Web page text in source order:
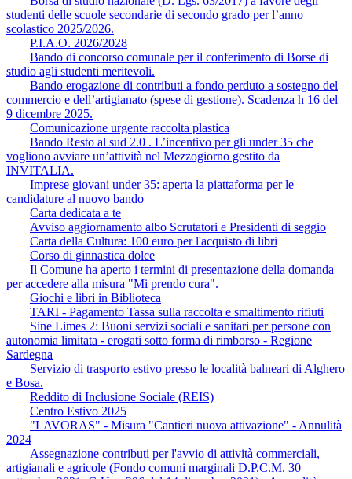
studenti delle scuole secondarie di secondo grado per l’anno
scolastico 2025/2026.
P.I.A.O. 2026/2028
Bando di concorso comunale per il conferimento di Borse di
studio agli studenti meritevoli.
Bando erogazione di contributi a fondo perduto a sostegno del
commercio e dell’artigianato (spese di gestione). Scadenza h 16 del
9 dicembre 2025.
Comunicazione urgente raccolta plastica
Bando Resto al sud 2.0 . L’incentivo per gli under 35 che
vogliono avviare un’attività nel Mezzogiorno gestito da
INVITALIA.
Imprese giovani under 35: aperta la piattaforma per le
candidature al nuovo bando
Carta dedicata a te
Avviso aggiornamento albo Scrutatori e Presidenti di seggio
Carta della Cultura: 100 euro per l'acquisto di libri
Corso di ginnastica dolce
Il Comune ha aperto i termini di presentazione della domanda
per accedere alla misura "Mi prendo cura".
Giochi e libri in Biblioteca
TARI - Pagamento Tassa sulla raccolta e smaltimento rifiuti
Sine Limes 2: Buoni servizi sociali e sanitari per persone con
autonomia limitata - erogati sotto forma di rimborso - Regione
Sardegna
Servizio di trasporto estivo presso le località balneari di Alghero
e Bosa.
Reddito di Inclusione Sociale (REIS)
Centro Estivo 2025
"LAVORAS" ‐ Misura "Cantieri nuova attivazione" ‐ Annulità
2024
Assegnazione contributi per l'avvio di attività commerciali,
artigianali e agricole (Fondo comuni marginali D.P.C.M. 30